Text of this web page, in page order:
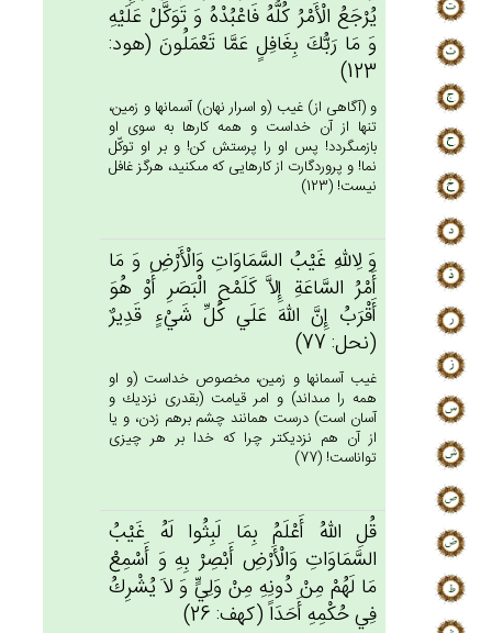
يُرْجَع‌ُ الْأَمْرُ كُلُّه‌ُ فَاعْبُدْه‌ُ وَ تَوَكَّل‌ْ عَلَيْه‌ِ
وَ مَا رَبُّك‌َ بِغَافِل‌ٍ عَمَّا تَعْمَلُون‌َ (هود:
123)
و (آگاهى از) غيب (و اسرار نهان) آسمانها و زمين،
تنها از آن خداست و همه كارها به سوى او
بازمى‏گردد! پس او را پرستش كن! و بر او توكّل
نما! و پروردگارت از كارهايى كه مى‏كنيد، هرگز غافل
نيست! (123)
وَ لِالله‌ِ غَيْب‌ُ السَّمَاوَات‌ِ وَالْأَرْض‌ِ وَ مَا
أَمْرُ السَّاعَة‌ِ إِلاَّ كَلَمْح‌ِ الْبَصَرِ أَوْ هُوَ
أَقْرَب‌ُ إِن‌َّ الله‌َ عَلَي‌ كُل‌ِّ شَي‌ْءٍ قَدِيرٌ
(نحل: 77)
غيب آسمانها و زمين، مخصوص خداست (و او
همه را مى‏داند) و امر قيامت (بقدرى نزديك و
آسان است) درست همانند چشم برهم زدن، و يا
از آن هم نزديكتر چرا كه خدا بر هر چيزى
تواناست! (77)
قُل‌ِ الله‌ُ أَعْلَم‌ُ بِمَا لَبِثُوا لَه‌ُ غَيْب‌ُ
السَّمَاوَات‌ِ وَالْأَرْض‌ِ أَبْصِرْ بِه‌ِ وَ أَسْمِع‌ْ
مَا لَهُمْ‌ مِنْ‌ دُونِه‌ِ مِنْ‌ وَلِي‌ٍّ وَ لاَ يُشْرِك‌ُ
فِي‌ حُكْمِه‌ِ أَحَدَاً (كهف: 26)